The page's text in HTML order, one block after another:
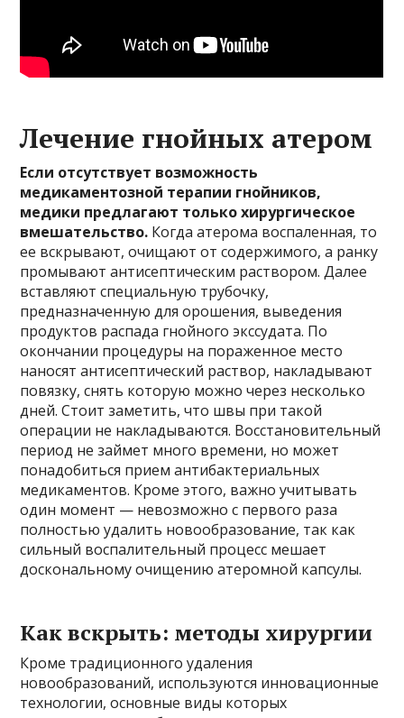
Лечение гнойных атером
Если отсутствует возможность
медикаментозной терапии гнойников,
медики предлагают только хирургическое
вмешательство. Когда атерома воспаленная, то
ее вскрывают, очищают от содержимого, а ранку
промывают антисептическим раствором. Далее
вставляют специальную трубочку,
предназначенную для орошения, выведения
продуктов распада гнойного экссудата. По
окончании процедуры на пораженное место
наносят антисептический раствор, накладывают
повязку, снять которую можно через несколько
дней. Стоит заметить, что швы при такой
операции не накладываются. Восстановительный
период не займет много времени, но может
понадобиться прием антибактериальных
медикаментов. Кроме этого, важно учитывать
один момент — невозможно с первого раза
полностью удалить новообразование, так как
сильный воспалительный процесс мешает
доскональному очищению атеромной капсулы.
Как вскрыть: методы хирургии
Кроме традиционного удаления
новообразований, используются инновационные
технологии, основные виды которых